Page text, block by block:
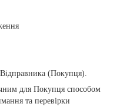
(Покупця).
для Покупця способом
та перевірки